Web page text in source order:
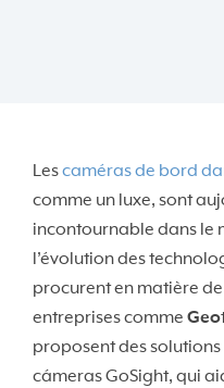
Lescaméras de bord
comme un luxe, sont
incontournable dans le
l’évolution des
procurent en matière
entreprises comme
proposent des
cámerasGoSight, qui